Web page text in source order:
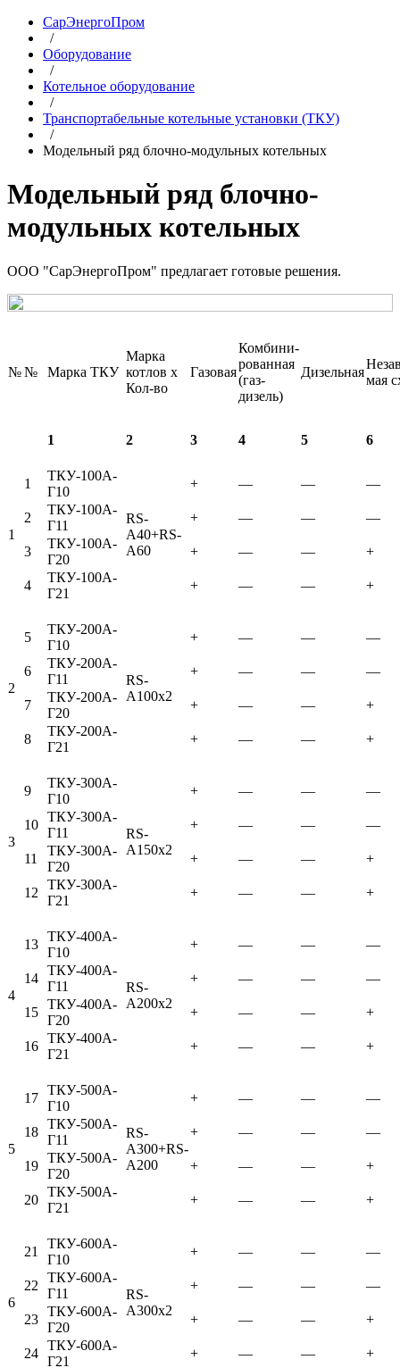
СарЭнергоПром
/
Оборудование
/
Котельное оборудование
/
Транспортабельные котельные установки (ТКУ)
/
Модельный ряд блочно-модульных котельных
Модельный ряд блочно-
модульных котельных
ООО "СарЭнергоПром" предлагает готовые решения.
№№ Марка ТКУ
Марка
котлов x
Кол-во
Газовая
Комбини-
рованная
(газ-
дизель)
Дизельная
мая
1 2 3 4 5 6
1
1
ТКУ-100А-
Г10
RS-
A40+RS-
A60
+ — — —
2
ТКУ-100А-
Г11
+ — — —
3
ТКУ-100А-
Г20
+ — — +
4
ТКУ-100А-
Г21
+ — — +
2
5
ТКУ-200А-
Г10
RS-
A100x2
+ — — —
6
ТКУ-200А-
Г11
+ — — —
7
ТКУ-200А-
Г20
+ — — +
8
ТКУ-200А-
Г21
+ — — +
3
9
ТКУ-300А-
Г10
RS-
A150x2
+ — — —
10
ТКУ-300А-
Г11
+ — — —
11
ТКУ-300А-
Г20
+ — — +
12
ТКУ-300А-
Г21
+ — — +
4
13
ТКУ-400А-
Г10
RS-
A200x2
+ — — —
14
ТКУ-400А-
Г11
+ — — —
15
ТКУ-400А-
Г20
+ — — +
16
ТКУ-400А-
Г21
+ — — +
5
17
ТКУ-500А-
Г10
RS-
A300+RS-
A200
+ — — —
18
ТКУ-500А-
Г11
+ — — —
19
ТКУ-500А-
Г20
+ — — +
20
ТКУ-500А-
Г21
+ — — +
6
21
ТКУ-600А-
Г10
RS-
A300x2
+ — — —
22
ТКУ-600А-
Г11
+ — — —
23
ТКУ-600А-
Г20
+ — — +
24
ТКУ-600А-
Г21
+ — — +